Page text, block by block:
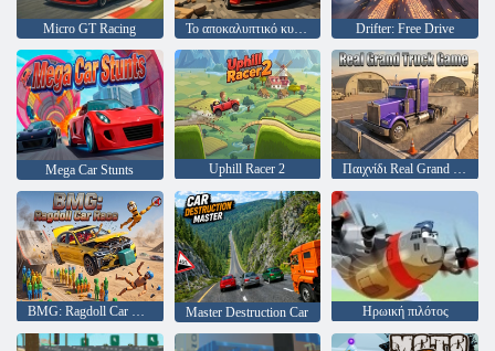
Micro GT Racing Το αποκαλυπτικό κυνηγητό Drifter: Free Drive
Mega Car Stunts Uphill Racer 2 Παιχνίδι Real Grand Truck
BMG: Ragdoll Car Race Master Destruction Car Ηρωική πιλότος